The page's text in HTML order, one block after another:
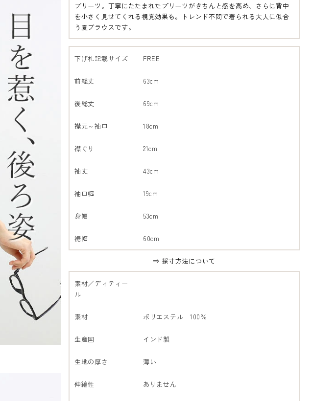
プリーツ。丁寧にたたまれたプリーツがきちんと感を高め、さらに背中
を小さく見せてくれる視覚効果も。トレンド不問で着られる大人に似合
う夏ブラウスです。
下げ札記載サイズ FREE
前総丈 63cm
後総丈 69cm
襟元～袖口 18cm
襟ぐり 21cm
袖丈 43cm
袖口幅 19cm
身幅 53cm
裾幅 60cm
⇒ 採寸方法について
素材／ディティー
ル
素材 ポリエステル 100％
生産国 インド製
生地の厚さ 薄い
伸縮性 ありません